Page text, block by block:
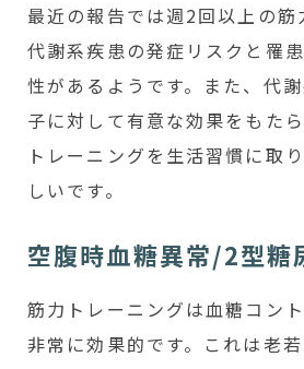
最近の報告では週2回以上の筋
代謝系疾患の発症リスクと罹
性があるようです。また、代
子に対して有意な効果をもた
トレーニングを生活習慣に取
しいです。
空腹時血糖異常/2型糖
筋力トレーニングは血糖コン
非常に効果的です。これは老